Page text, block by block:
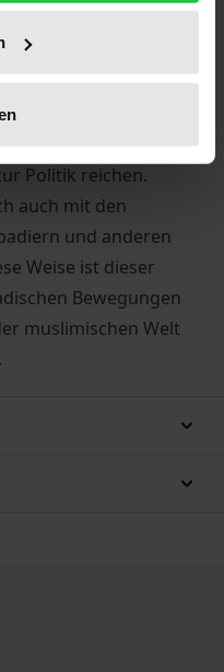
Gebiet der
die sich vom
Europa erstrecken
und
Politik reichen.
auch mit den
und anderen
Weise ist dieser
Bewegungen
muslimischen Welt